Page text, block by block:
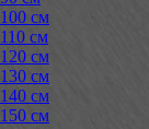
100 см
110 см
120 см
130 см
140 см
150 см